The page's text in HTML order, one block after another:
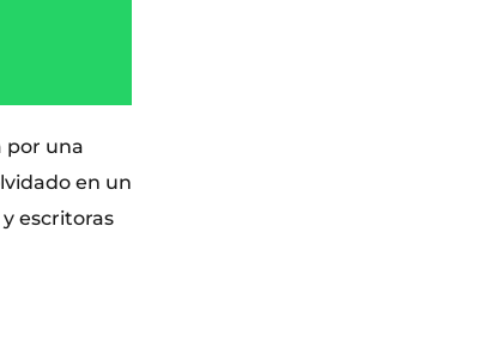
por una
en un
escritoras